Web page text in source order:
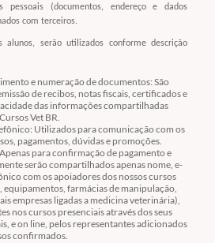
pessoais (documentos, endereço e dados
com terceiros.
alunos, serão utilizados conforme descrição
e numeração de documentos: São
de recibos, notas fiscais, certificados e
das informações compartilhadas
Vet BR.
Utilizados para comunicação com os
pagamentos, dúvidas e promoções.
para confirmação de pagamento e
serão compartilhados apenas nome, e-
com os apoiadores dos nossos cursos
equipamentos, farmácias de manipulação,
empresas ligadas a medicina veterinária),
nos cursos presenciais através dos seus
e on line, pelos representantes adicionados
confirmados.